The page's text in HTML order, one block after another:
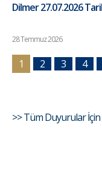
Dilmer 27.07.2026
28 Temmuz 2026
1 2 3 4
>> Tüm Duyurular İçin